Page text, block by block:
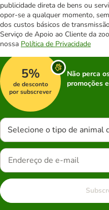
publicidade direta de bens ou
opor-se a qualquer momento,
dos custos básicos de
Serviço de Apoio ao Cliente da
nossa Política de Privacidade
5%
de desconto
por subscrever
Não perca
promoções
Selecione o tipo de animal